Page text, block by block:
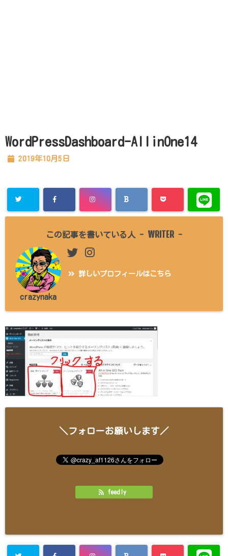
WordPressDashboard-AllinOne14
2019年10月5日
この記事を書いている人 - WRITER -
crazynaka
詳しいプロフィールはこちら
＼フォローお願いします／
feedly